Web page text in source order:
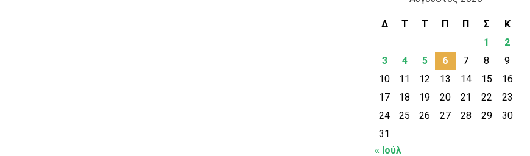
Δ Τ Τ Π Π Σ
Κ
1
2
3
4 5 6 7 8
9
10
11 12 13 14 15
16
17
18 19 20 21 22
23
24
25 26 27 28 29
30
31
« Ιούλ